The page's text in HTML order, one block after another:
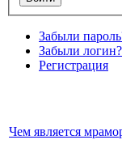
Забыли
Забыли логин?
Регистрация
Чем является